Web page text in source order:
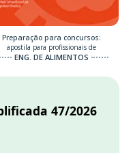
Preparação para concursos:
apostila para profissionais de
ENG. DE ALIMENTOS
47/2026